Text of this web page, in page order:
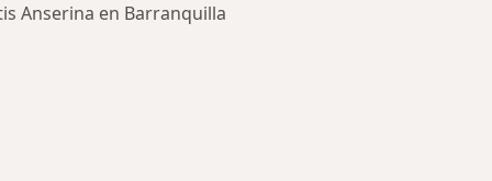
Anserina en Barranquilla